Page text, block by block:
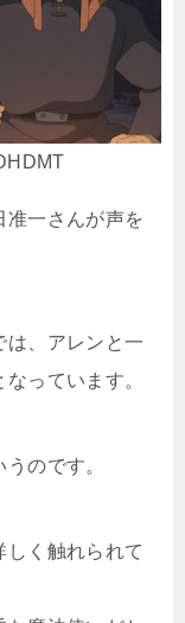
准一さんが声を
は、アレンと一
っています。
うのです。
く触れられて